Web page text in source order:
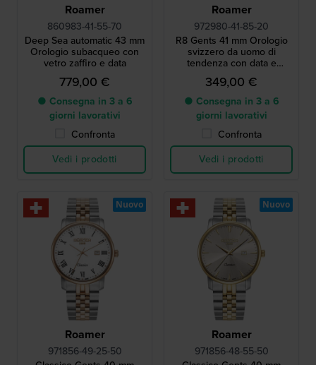
Roamer
860983-41-55-70
Deep Sea automatic 43 mm
Orologio subacqueo con
vetro zaffiro e data
779,00 €
● Consegna in 3 a 6
giorni lavorativi
Confronta
Vedi i prodotti
Roamer
972980-41-85-20
R8 Gents 41 mm Orologio
svizzero da uomo di
tendenza con data e
bracciale integrato
349,00 €
● Consegna in 3 a 6
giorni lavorativi
Confronta
Vedi i prodotti
Roamer
971856-49-25-50
Nuovo
Roamer
971856-48-55-50
Nuovo